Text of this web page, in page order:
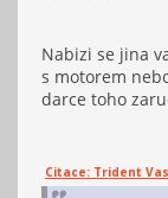
Nabizi se jina
s motorem
darce toho
Citace: Trident